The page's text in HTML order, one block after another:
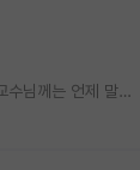
타대학원 컨텍 준비중인데, 지도교수님께는 언제 말씀드려야 할까요?